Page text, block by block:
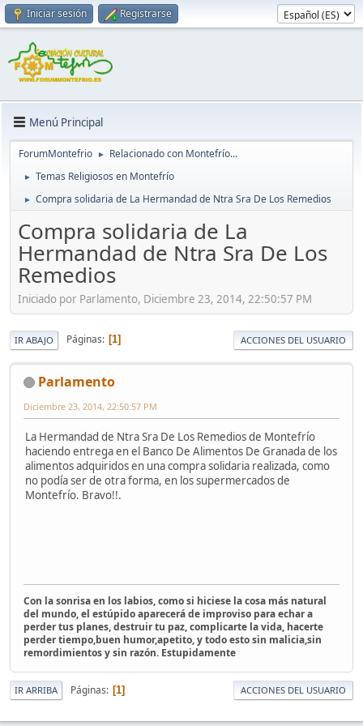
Iniciar sesión Registrarse
Menú Principal
ForumMontefrio ► Relacionado con Montefrío...
► Temas Religiosos en Montefrío
► Compra solidaria de La Hermandad de Ntra Sra De Los Remedios
Compra solidaria de La
Hermandad de Ntra Sra De Los
Remedios
Iniciado por Parlamento, Diciembre 23, 2014, 22:50:57 PM
IR ABAJO Páginas 1 ACCIONES DEL USUARIO
Parlamento
Diciembre 23, 2014, 22:50:57 PM
La Hermandad de Ntra Sra De Los Remedios de Montefrío
haciendo entrega en el Banco De Alimentos De Granada de los
alimentos adquiridos en una compra solidaria realizada, como
no podía ser de otra forma, en los supermercados de
Montefrío. Bravo!!.
Con la sonrisa en los labios, como si hiciese la cosa más natural
del mundo, el estúpido aparecerá de improviso para echar a
perder tus planes, destruir tu paz, complicarte la vida, hacerte
perder tiempo,buen humor,apetito, y todo esto sin malicia,sin
remordimientos y sin razón. Estupidamente
IR ARRIBA Páginas 1 ACCIONES DEL USUARIO